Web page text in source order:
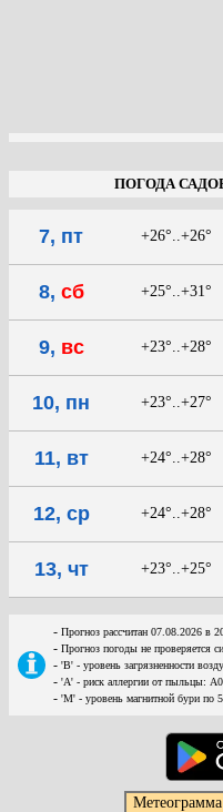
ПОГОДА
7, пт +26°..+26°
8, сб +25°..+31°
9, вс +23°..+28°
10, пн +23°..+27°
11, вт +24°..+28°
12, ср +24°..+28°
13, чт +23°..+25°
- Прогноз рассчитан 07.08.2026 в
- Прогноз погоды не проверяется
- 'В' - уровень загрязненности
- 'А' - риск аллергии от пыльцы:
- 'М' - уровень магнитной бури по